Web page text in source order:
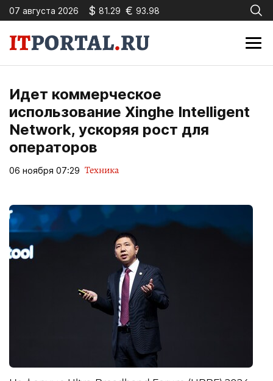
07 августа 2026 $ 81.29 € 93.98
Идет коммерческое
использование Xinghe Intelligent
Network, ускоряя рост для
операторов
06 ноября 07:29 Техника